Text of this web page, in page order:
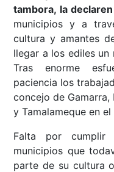
tambora, la
municipios y a
cultura y amantes
llegar a los ediles
Tras enorme
paciencia los
concejo de Gamarra,
y Tamalameque en
Falta por cumplir
municipios que
parte de su cultura